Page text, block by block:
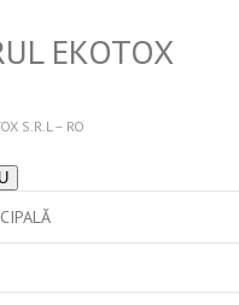
EKOTOX
S.R.L – RO